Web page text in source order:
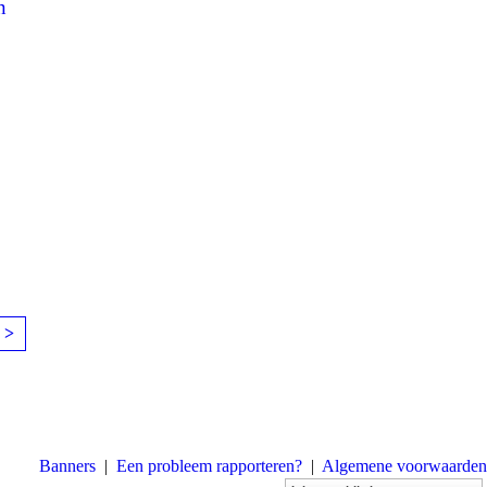
>
Banners | Een probleem rapporteren? | Algemene voorwaarden